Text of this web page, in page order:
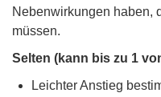
Nebenwirkungen haben,
müssen.
Selten (kann bis zu 1
Leichter Anstieg